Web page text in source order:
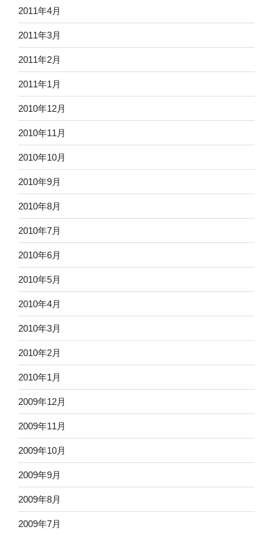
2011年4月
2011年3月
2011年2月
2011年1月
2010年12月
2010年11月
2010年10月
2010年9月
2010年8月
2010年7月
2010年6月
2010年5月
2010年4月
2010年3月
2010年2月
2010年1月
2009年12月
2009年11月
2009年10月
2009年9月
2009年8月
2009年7月